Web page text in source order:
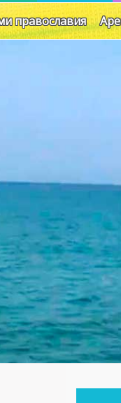
православия